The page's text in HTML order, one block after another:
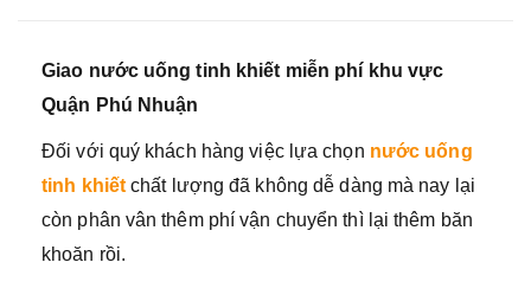
Giao nước uống tinh khiết miễn phí khu vực
Quận Phú Nhuận
Đối với quý khách hàng việc lựa chọn nước uống
tinh khiết chất lượng đã không dễ dàng mà nay lại
còn phân vân thêm phí vận chuyển thì lại thêm băn
khoăn rồi.